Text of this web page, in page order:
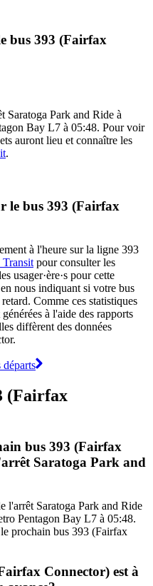
bus 393 (Fairfax
Saratoga Park and Ride à
Bay L7 à 05:48. Pour voir
auront lieu et connaître les
.
le bus 393 (Fairfax
à l'heure sur la ligne 393
pour consulter les
usager·ère·s pour cette
nous indiquant si votre bus
Comme ces statistiques
à l'aide des rapports
diffèrent des données
départs
(Fairfax
bus 393 (Fairfax
Saratoga Park and
l'arrêt Saratoga Park and Ride
Pentagon Bay L7 à 05:48.
prochain bus 393 (Fairfax
Connector) est à